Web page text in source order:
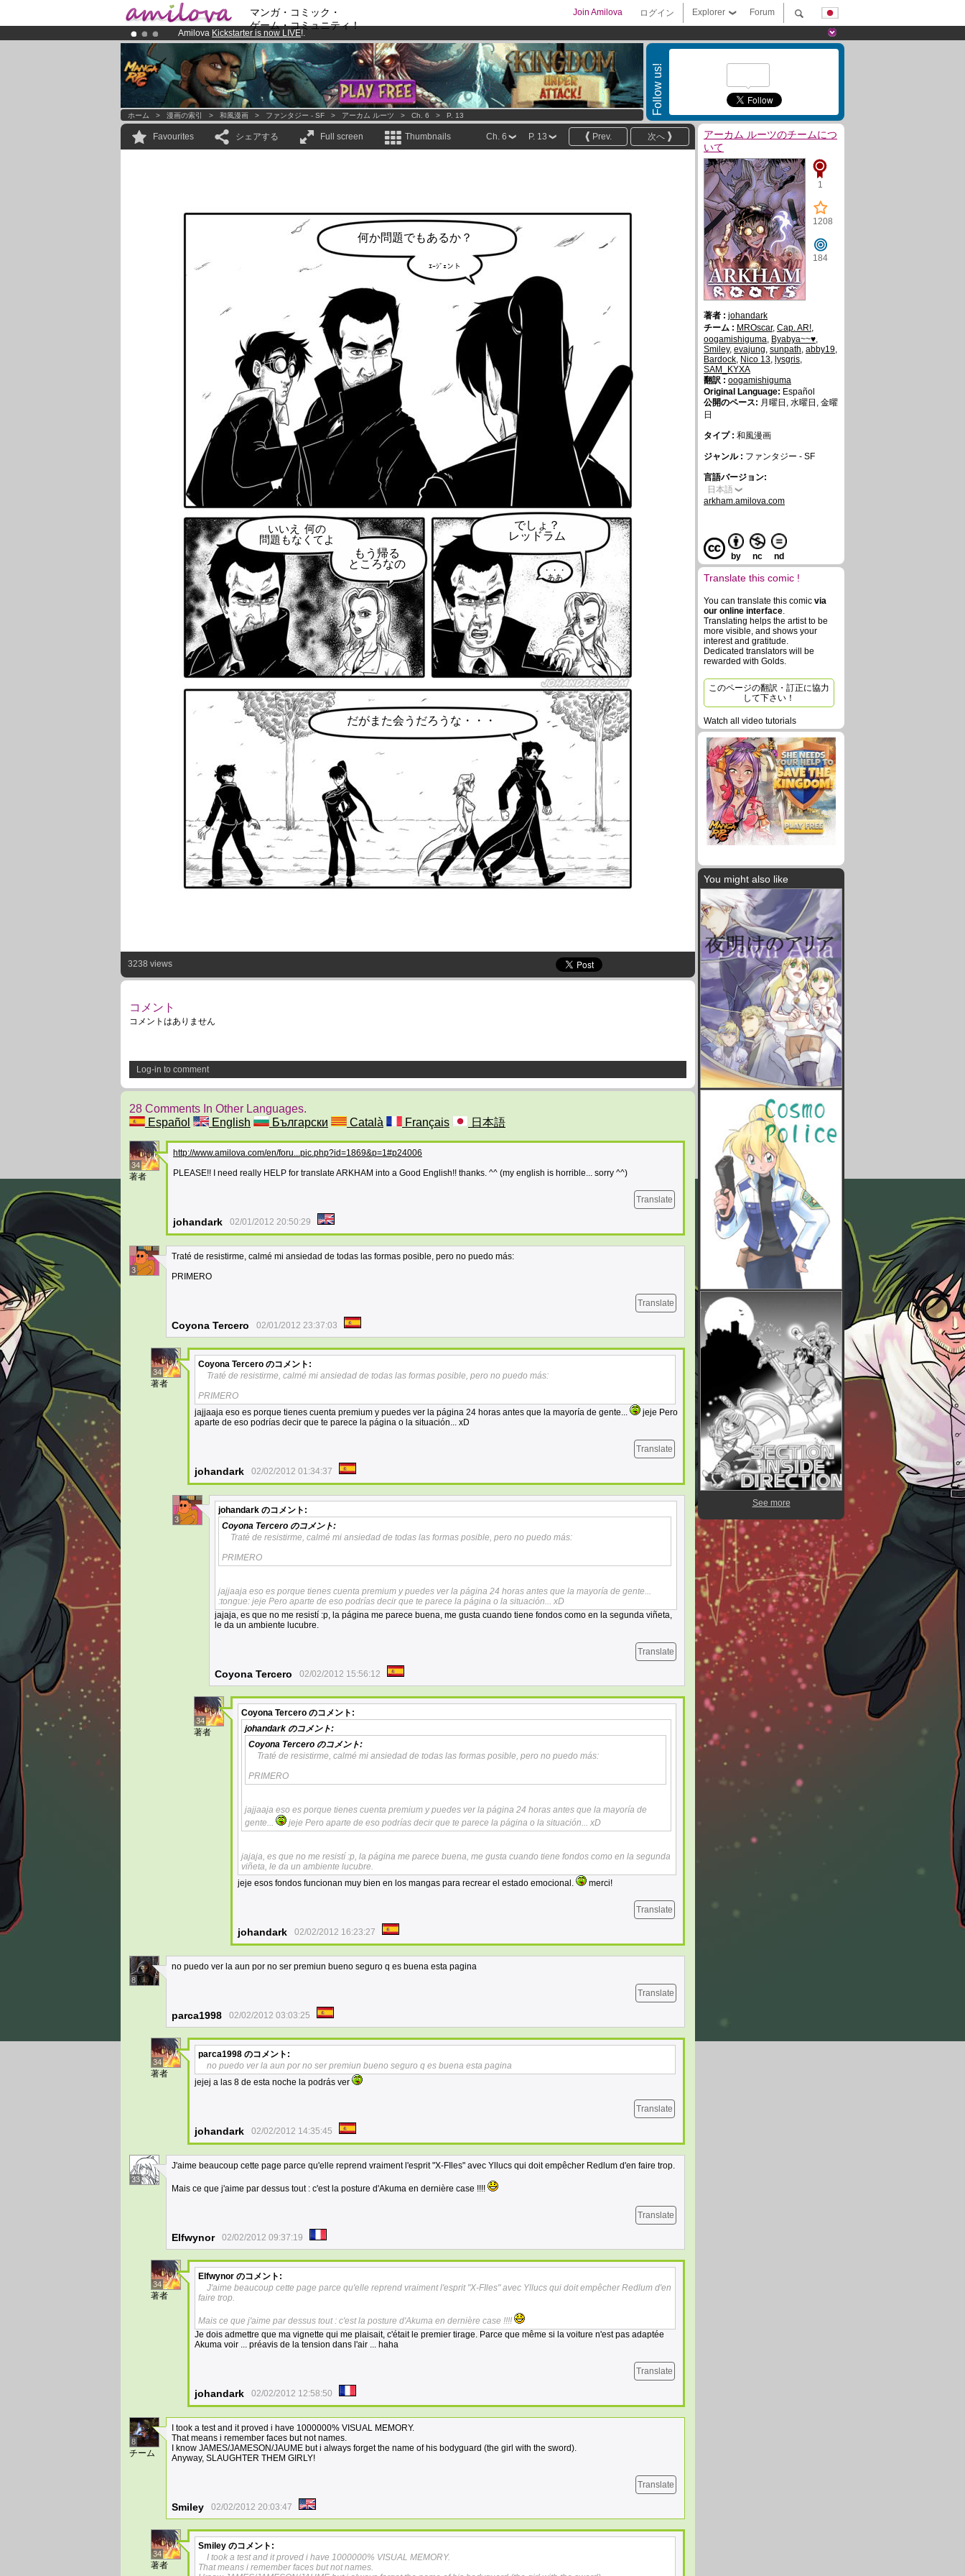
マンガ・コミック・
ゲーム・コミュニティ！
Forum
Explorer
ログイン
Join Amilova
Amilova Kickstarter is now LIVE!.
Premium membership from3.95 eurosper month !Get membership now
Already 100000membersand 1000 comics & mangas!.
Follow us!
ホーム > 漫画の索引 > 和風漫画 > ファンタジー - SF > アーカム ルーツ > Ch. 6 > P. 13
Favourites シェアする Full screen Thumbnails 次へ
Prev.
P. 13
Ch. 6
何か問題でもあるか？
ｴｰｼﾞｪント
いいえ 何の
問題もなくてよ
もう帰る
ところなの
でしょ？
レッドラム
・・・
ああ
だがまた会うだろうな・・・
3238 views
コメント
コメントはありません
Log-in to comment
28 Comments In Other Languages.
Español
English Български Català Français 日本語
34
著者
http://www.amilova.com/en/foru...pic.php?id=1869&p=1#p24006
PLEASE!! I need really HELP for translate ARKHAM into a Good English!! thanks. ^^ (my english is horrible... sorry ^^)
Translate
johandark 02/01/2012 20:50:29
3
Traté de resistirme, calmé mi ansiedad de todas las formas posible, pero no puedo más:
PRIMERO
Translate
Coyona Tercero 02/01/2012 23:37:03
34
著者
Coyona Tercero のコメント:
Traté de resistirme, calmé mi ansiedad de todas las formas posible, pero no puedo más:
PRIMERO
jajjaaja eso es porque tienes cuenta premium y puedes ver la página 24 horas antes que la mayoría de gente...
jeje Pero
aparte de eso podrías decir que te parece la página o la situación... xD
Translate
johandark 02/02/2012 01:34:37
3
johandark のコメント:
Coyona Tercero のコメント:
Traté de resistirme, calmé mi ansiedad de todas las formas posible, pero no puedo más:
PRIMERO
jajjaaja eso es porque tienes cuenta premium y puedes ver la página 24 horas antes que la mayoría de gente...
:tongue: jeje Pero aparte de eso podrías decir que te parece la página o la situación... xD
jajaja, es que no me resistí :p, la página me parece buena, me gusta cuando tiene fondos como en la segunda viñeta,
le da un ambiente lucubre.
Translate
Coyona Tercero 02/02/2012 15:56:12
34
著者
Coyona Tercero のコメント:
johandark のコメント:
Coyona Tercero のコメント:
Traté de resistirme, calmé mi ansiedad de todas las formas posible, pero no puedo más:
PRIMERO
jajjaaja eso es porque tienes cuenta premium y puedes ver la página 24 horas antes que la mayoría de
gente...
jeje Pero aparte de eso podrías decir que te parece la página o la situación... xD
jajaja, es que no me resistí :p, la página me parece buena, me gusta cuando tiene fondos como en la segunda
viñeta, le da un ambiente lucubre.
jeje esos fondos funcionan muy bien en los mangas para recrear el estado emocional.
merci!
Translate
johandark 02/02/2012 16:23:27
8
no puedo ver la aun por no ser premiun bueno seguro q es buena esta pagina
Translate
parca1998 02/02/2012 03:03:25
34
著者
parca1998 のコメント:
no puedo ver la aun por no ser premiun bueno seguro q es buena esta pagina
jejej a las 8 de esta noche la podrás ver
Translate
johandark 02/02/2012 14:35:45
33
J'aime beaucoup cette page parce qu'elle reprend vraiment l'esprit "X-FIles" avec Yllucs qui doit empêcher Redlum d'en faire trop.
Mais ce que j'aime par dessus tout : c'est la posture d'Akuma en dernière case !!!!
Translate
Elfwynor 02/02/2012 09:37:19
34
著者
Elfwynor のコメント:
J'aime beaucoup cette page parce qu'elle reprend vraiment l'esprit "X-FIles" avec Yllucs qui doit empêcher Redlum d'en
faire trop.
Mais ce que j'aime par dessus tout : c'est la posture d'Akuma en dernière case !!!!
Je dois admettre que ma vignette qui me plaisait, c'était le premier tirage. Parce que même si la voiture n'est pas adaptée
Akuma voir ... préavis de la tension dans l'air ... haha
Translate
johandark 02/02/2012 12:58:50
8
チーム
I took a test and it proved i have 1000000% VISUAL MEMORY.
That means i remember faces but not names.
I know JAMES/JAMESON/JAUME but i always forget the name of his bodyguard (the girl with the sword).
Anyway, SLAUGHTER THEM GIRLY!
Translate
Smiley 02/02/2012 20:03:47
34
著者
Smiley のコメント:
I took a test and it proved i have 1000000% VISUAL MEMORY.
That means i remember faces but not names.
アーカム ルーツのチームにつ
いて
1
1208
184
著者 : johandark
チーム : MROscar, Cap. AR!,
oogamishiguma, Byabya~~♥,
Smiley, evajung, sunpath, abby19,
Bardock, Nico 13, lysgris,
SAM_KYXA
翻訳 : oogamishiguma
Original Language: Español
公開のペース: 月曜日, 水曜日, 金曜
日
タイプ : 和風漫画
ジャンル : ファンタジー - SF
言語バージョン:
日本語
arkham.amilova.com
by nc nd
Translate this comic !
You can translate this comic via
our online interface.
Translating helps the artist to be
more visible, and shows your
interest and gratitude.
Dedicated translators will be
rewarded with Golds.
このページの翻訳・訂正に協力
して下さい！
Watch all video tutorials
You might also like
See more